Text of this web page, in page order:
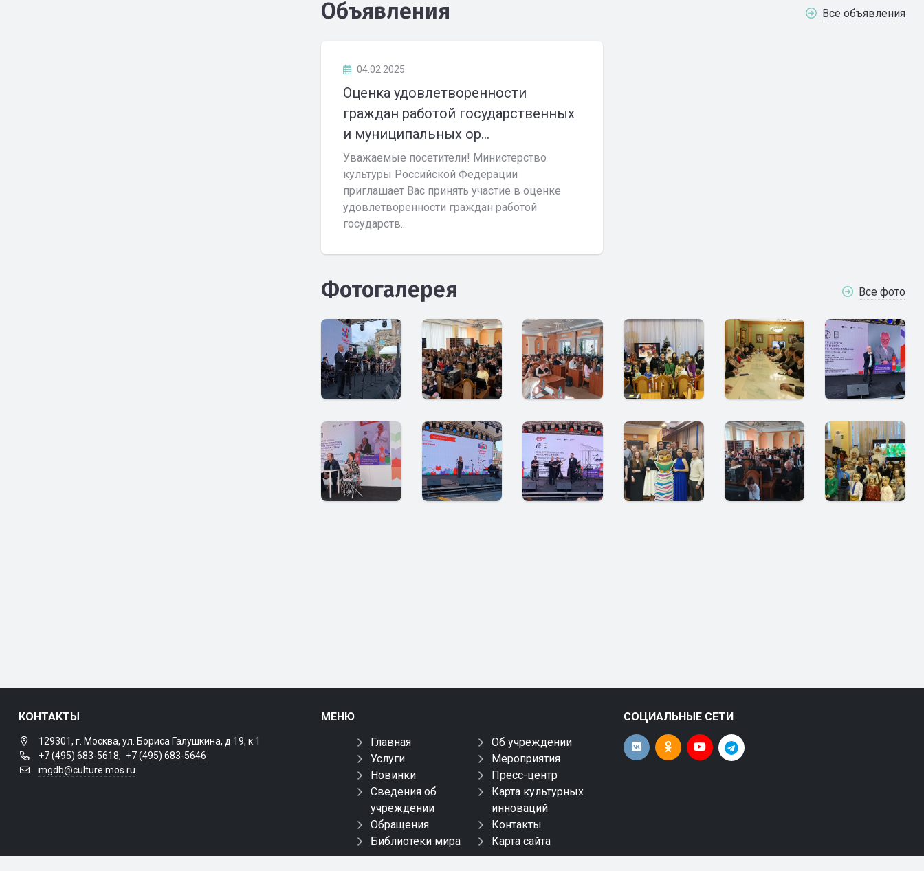
Объявления Все объявления
04.02.2025
Оценка удовлетворенности
граждан работой государственных
и муниципальных ор...
Уважаемые посетители! Министерство
культуры Российской Федерации
приглашает Вас принять участие в оценке
удовлетворенности граждан работой
государств...
Фотогалерея Все фото
КОНТАКТЫ
129301, г. Москва, ул. Бориса Галушкина, д.19, к.1
+7 (495) 683-5618, +7 (495) 683-5646
mgdb@culture.mos.ru
МЕНЮ
Главная
Об учреждении
Услуги
Мероприятия
Новинки
Пресс-центр
Сведения об
учреждении
Карта культурных
инноваций
Обращения
Контакты
Библиотеки мира
Карта сайта
СОЦИАЛЬНЫЕ СЕТИ